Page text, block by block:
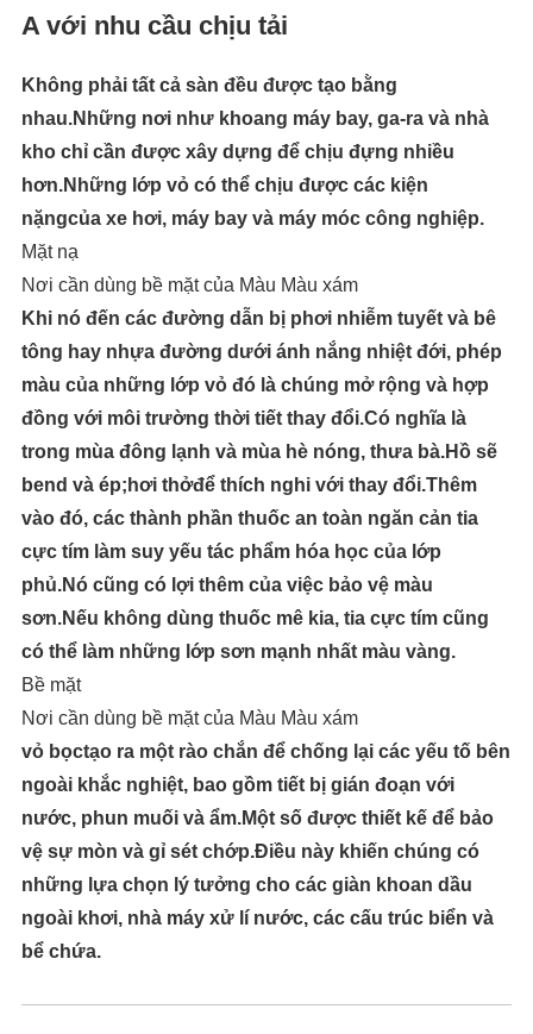
A với nhu cầu chịu tải
Không phải tất cả sàn đều được tạo bằng
nhau.Những nơi như khoang máy bay, ga-ra và nhà
kho chỉ cần được xây dựng để chịu đựng nhiều
hơn.Những lớp vỏ có thể chịu được các kiện
nặngcủa xe hơi, máy bay và máy móc công nghiệp.
Mặt nạ
Nơi cần dùng bề mặt của Màu Màu xám
Khi nó đến các đường dẫn bị phơi nhiễm tuyết và bê
tông hay nhựa đường dưới ánh nắng nhiệt đới, phép
màu của những lớp vỏ đó là chúng mở rộng và hợp
đồng với môi trường thời tiết thay đổi.Có nghĩa là
trong mùa đông lạnh và mùa hè nóng, thưa bà.Hồ sẽ
bend và ép;hơi thởđể thích nghi với thay đổi.Thêm
vào đó, các thành phần thuốc an toàn ngăn cản tia
cực tím làm suy yếu tác phẩm hóa học của lớp
phủ.Nó cũng có lợi thêm của việc bảo vệ màu
sơn.Nếu không dùng thuốc mê kia, tia cực tím cũng
có thể làm những lớp sơn mạnh nhất màu vàng.
Bề mặt
Nơi cần dùng bề mặt của Màu Màu xám
vỏ bọctạo ra một rào chắn để chống lại các yếu tố bên
ngoài khắc nghiệt, bao gồm tiết bị gián đoạn với
nước, phun muối và ẩm.Một số được thiết kế để bảo
vệ sự mòn và gỉ sét chớp.Điều này khiến chúng có
những lựa chọn lý tưởng cho các giàn khoan dầu
ngoài khơi, nhà máy xử lí nước, các cấu trúc biển và
bể chứa.